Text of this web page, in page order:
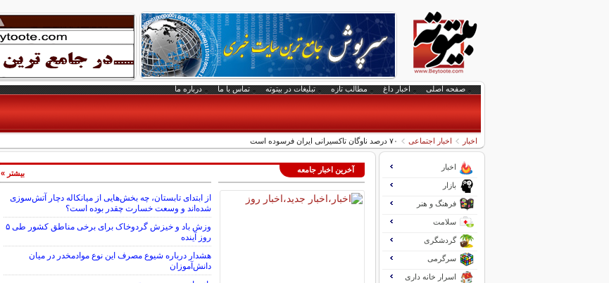
صفحه اصلی اخبار داغ مطالب تازه تبلیغات در بیتوته تماس با ما درباره ما
اخبار اخبار اجتماعی ۷۰ درصد ناوگان تاکسیرانی ایران فرسوده است
آخرین اخبار جامعه
از ابتدای تابستان، چه بخش‌هایی از میانکاله دچار آتش‌سوزی
شده‌اند و وسعت خسارت چقدر بوده است؟
وزش باد و خیزش گردوخاک برای برخی مناطق کشور طی ۵
روز آینده
هشدار درباره شیوع مصرف این نوع موادمخدر در میان
دانش‌آموزان
بیشتر »
اخبار
بازار
فرهنگ و هنر
سلامت
گردشگری
سرگرمی
اسرار خانه داری